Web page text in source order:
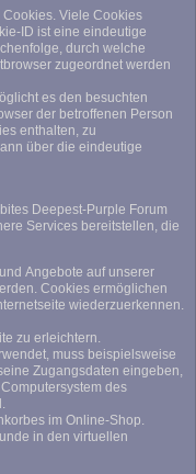
Viele Cookies
ID ist eine eindeutige
durch welche
zugeordnet werden
es den besuchten
der betroffenen Person
enthalten, zu
über die eindeutige
Deepest-Purple Forum
Services bereitstellen, die
Angebote auf unserer
Cookies ermöglichen
wiederzuerkennen.
zu erleichtern.
muss beispielsweise
Zugangsdaten eingeben,
des
im Online-Shop.
in den virtuellen